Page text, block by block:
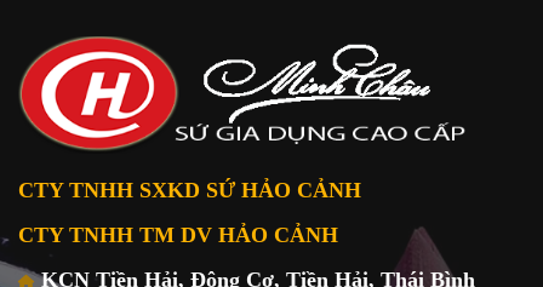
CTY TNHH SXKD SỨ HẢO CẢNH
CTY TNHH TM DV HẢO CẢNH
KCN Tiền Hải, Đông Cơ, Tiền Hải, Thái Bình